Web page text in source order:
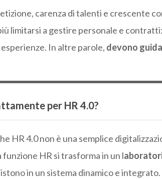
carenza di talenti e crescente
limitarsi a gestire personale e
In altre parole, devono
per HR 4.0?
HR 4.0 non è una semplice
funzione HR si trasforma in un l
in un sistema dinamico e integrato.